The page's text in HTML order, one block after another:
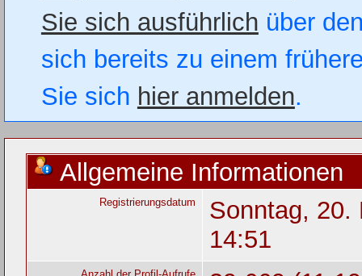
Sie sich ausführlich über
sich bereits zu einem
Sie sich hier anmelden.
Allgemeine Informationen
Registrierungsdatum
Sonntag, 20.
14:51